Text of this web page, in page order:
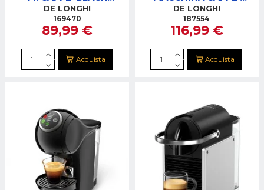
CAFFE' IN POLVERE E
CIALDE E.S.E.
DE LONGHI
169470
89,99 €
Acquista
ESPRESSO METAL -
SCALDATAZZE
DE LONGHI
187554
116,99 €
Acquista